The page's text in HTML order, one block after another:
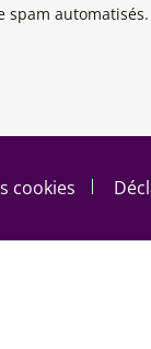
spam automatisés.
cookies